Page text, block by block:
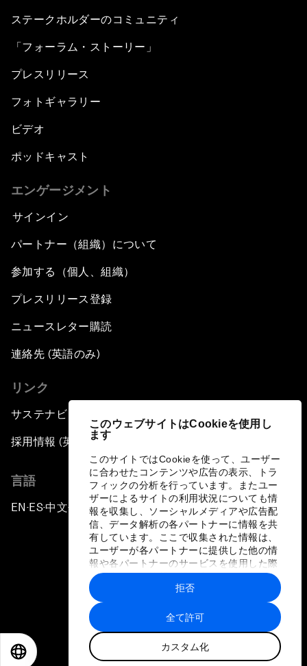
このウェブサイトはCookieを使用し
ます
このサイトではCookieを使って、ユーザー
に合わせたコンテンツや広告の表示、トラ
フィックの分析を行っています。またユー
ザーによるサイトの利用状況についても情
報を収集し、ソーシャルメディアや広告配
信、データ解析の各パートナーに情報を共
有しています。ここで収集された情報は、
ユーザーが各パートナーに提供した他の情
報や各パートナーのサービスを使用した際
に収集された情報と組み合わされ、各パー
トナーによって使用されることがありま
す。
全て許可
カスタム化
拒否
ステークホルダーのコミュニティ
「フォーラム・ストーリー」
プレスリリース
フォトギャラリー
ビデオ
ポッドキャスト
エンゲージメント
サインイン
パートナー（組織）について
参加する（個人、組織）
プレスリリース登録
ニュースレター購読
連絡先 (英語のみ)
リンク
サステナビリティへの取り組み
採用情報 (英語のみ)
言語
EN ▪ ES▪中文▪ 日本語
プライバシーポリシーと利用規約
サイトマップ
©
世界経済フォーラム